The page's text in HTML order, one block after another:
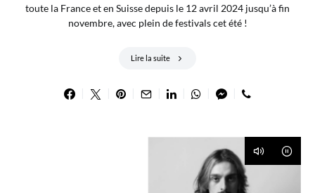
toute la France et en Suisse depuis le 12 avril 2024 jusqu’à fin
novembre, avec plein de festivals cet été !
Lire la suite